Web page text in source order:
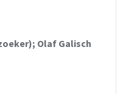
Olaf Galisch